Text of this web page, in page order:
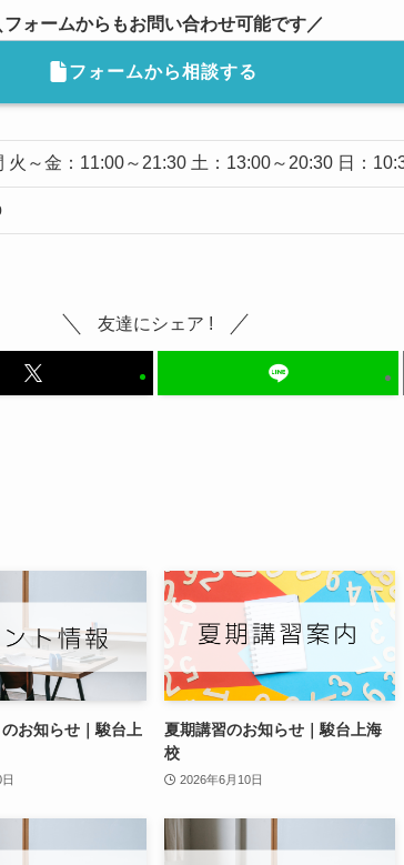
フォームからもお問い合わせ可能です／
フォームから相談する
火～金：11:00～21:30 土：13:00～20:30 日：
友達にシェア !
お知らせ｜駿台上
夏期講習のお知らせ｜駿台上海
校
2026年6月10日